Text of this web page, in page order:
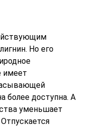
Но его
имеет
более доступна. А
уменьшает